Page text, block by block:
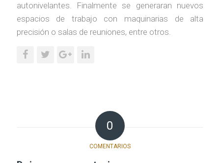
autonivelantes. Finalmente se generaran nuevos
espacios de trabajo con maquinarias de alta
precisión o salas de reuniones, entre otros.
0
COMENTARIOS